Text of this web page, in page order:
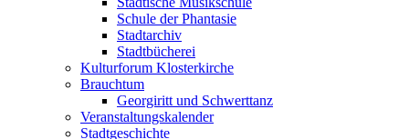
Schule der Phantasie
Stadtarchiv
Stadtbücherei
Kulturforum Klosterkirche
Brauchtum
Georgiritt und Schwerttanz
Veranstaltungskalender
Stadtgeschichte